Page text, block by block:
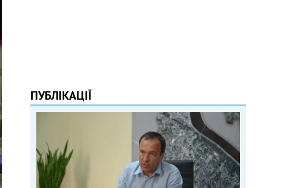
ПУБЛІКАЦІЇ